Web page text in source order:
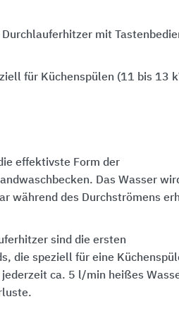
mit
für Küchenspülen (11 bis 13
effektivste Form der
Das Wasser
während des Durchströmens
sind die ersten
die speziell für eine
ca. 5 l/min heißes